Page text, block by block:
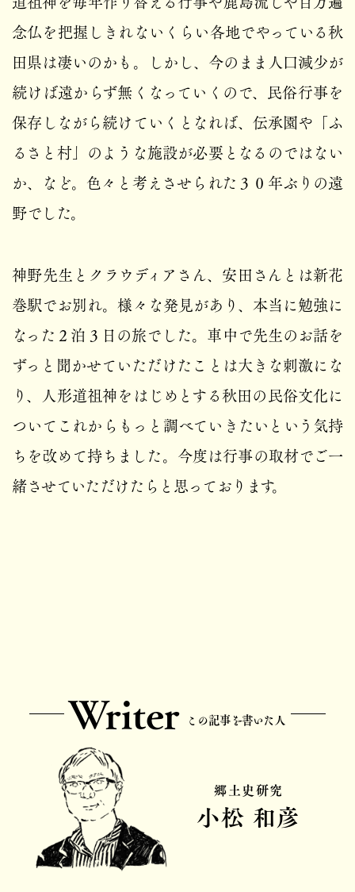
念仏を把握しきれないくらい各地でやっている秋
田県は凄いのかも。しかし、今のまま人口減少が
続けば遠からず無くなっていくので、民俗行事を
保存しながら続けていくとなれば、伝承園や「ふ
るさと村」のような施設が必要となるのではない
か、など。色々と考えさせられた３０年ぶりの遠
野でした。
神野先生とクラウディアさん、安田さんとは新花
巻駅でお別れ。様々な発見があり、本当に勉強に
なった２泊３日の旅でした。車中で先生のお話を
ずっと聞かせていただけたことは大きな刺激にな
り、人形道祖神をはじめとする秋田の民俗文化に
ついてこれからもっと調べていきたいという気持
ちを改めて持ちました。今度は行事の取材でご一
緒させていただけたらと思っております。
Writer この記事を書いた人
郷土史研究
小松 和彦